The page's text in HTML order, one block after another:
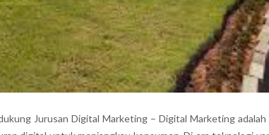
Jurusan Digital Marketing – Digital Marketing